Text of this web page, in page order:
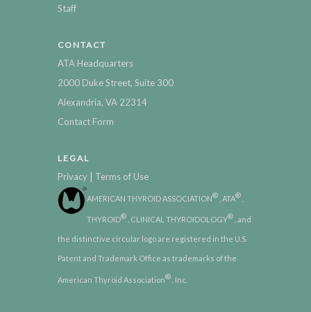
Staff
CONTACT
ATA Headquarters
2000 Duke Street, Suite 300
Alexandria, VA 22314
Contact Form
LEGAL
Privacy | Terms of Use
AMERICAN THYROID ASSOCIATION® , ATA®
THYROID® , CLINICAL THYROIDOLOGY® , and
the distinctive circular logo are registered in the U.S.
Patent and Trademark Office as trademarks of the
American Thyroid Association® , Inc.